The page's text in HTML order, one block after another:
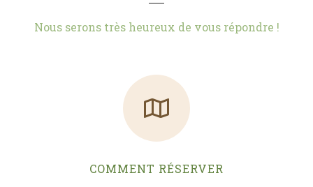
Nous serons très heureux de vous répondre !
COMMENT RÉSERVER